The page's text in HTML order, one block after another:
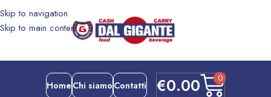
Skip to navigation
Skip to main content
€0.00 0
Home Chi siamo Contatti